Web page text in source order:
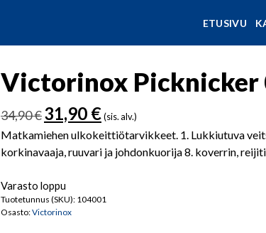
ETUSIVU
Victorinox Picknicker
34,90€ Alkuperäinen
hinta
oli:
34,90 €.
31,90 €Nykyinen
hinta
on:
31,90 €.
(sis. alv.)
Matkamiehen ulkokeittiötarvikkeet. 1. Lukkiutuva
korkinavaaja, ruuvari ja johdonkuorija 8. koverrin,
Varasto loppu
Tuotetunnus (SKU): 104001
Osasto:Victorinox